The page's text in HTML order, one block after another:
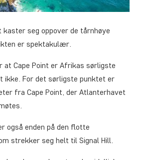
kaster seg oppover de tårnhøye
er spektakulær.
at Cape Point er Afrikas sørligste
ikke. For det sørligste punktet er
fra Cape Point, der Atlanterhavet
også enden på den flotte
strekker seg helt til Signal Hill.